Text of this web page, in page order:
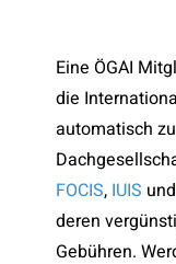
Eine ÖGAI
die
automatisch
FOCIS, IUIS und
deren
Gebühren.